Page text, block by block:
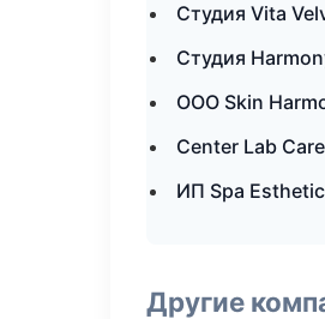
Студия Vita
Студия
ООО Skin
Center Lab
ИП Spa
Другие